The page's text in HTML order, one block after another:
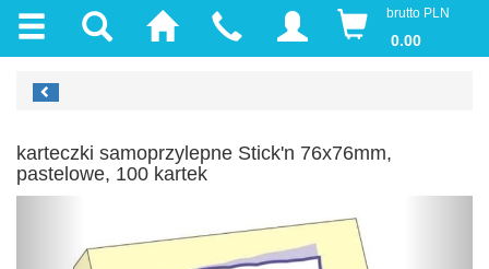
brutto PLN
0.00
karteczki samoprzylepne Stick'n 76x76mm,
pastelowe, 100 kartek